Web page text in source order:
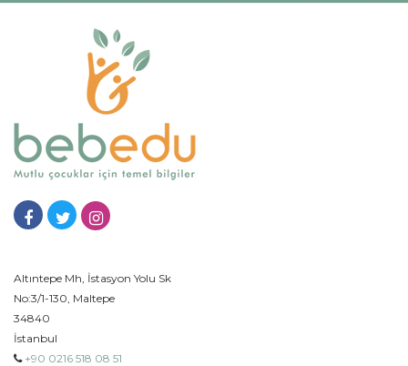
Altıntepe Mh, İstasyon Yolu Sk
No:3/1-130, Maltepe
34840
İstanbul
+90 0216 518 08 51